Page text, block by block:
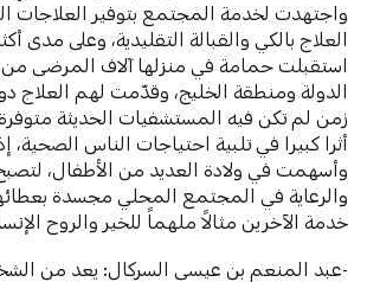
واجتهدت لخدمة المجتمع بتوفير العلاجات
العلاج بالكي والقبالة التقليدية، وعلى مدى
استقبلت حمامة في منزلها آلاف المرضى
الدولة ومنطقة الخليج، وقدّمت لهم العلاج
زمن لم تكن فيه المستشفيات الحديثة
أثرا كبيرا في تلبية احتياجات الناس الصحية،
وأسهمت في ولادة العديد من الأطفال،
والرعاية في المجتمع المحلي مجسدة
خدمة الآخرين مثالاً ملهماً للخير والروح
-عبد المنعم بن عيسى السركال: يعد من